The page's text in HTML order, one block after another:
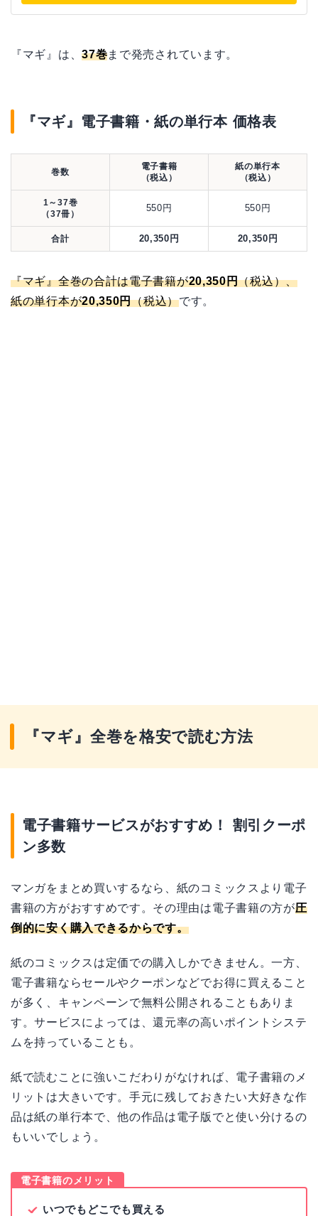
『マギ』は、37巻まで発売されています。
『マギ』電子書籍・紙の単行本 価格表
巻数
電子書籍
（税込）
紙の単行本
（税込）
1～37巻
（37冊）
550円 550円
合計 20,350円 20,350円
『マギ』全巻の合計は電子書籍が20,350円（税込）、
紙の単行本が20,350円（税込）です。
『マギ』全巻を格安で読む方法
電子書籍サービスがおすすめ！ 割引クーポ
ン多数
マンガをまとめ買いするなら、紙のコミックスより電子
書籍の方がおすすめです。その理由は電子書籍の方が圧
倒的に安く購入できるからです。
紙のコミックスは定価での購入しかできません。一方、
電子書籍ならセールやクーポンなどでお得に買えること
が多く、キャンペーンで無料公開されることもありま
す。サービスによっては、還元率の高いポイントシステ
ムを持っていることも。
紙で読むことに強いこだわりがなければ、電子書籍のメ
リットは大きいです。手元に残しておきたい大好きな作
品は紙の単行本で、他の作品は電子版でと使い分けるの
もいいでしょう。
電子書籍のメリット
いつでもどこでも買える